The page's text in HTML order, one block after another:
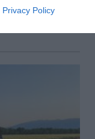
Privacy Policy
συσκευή με